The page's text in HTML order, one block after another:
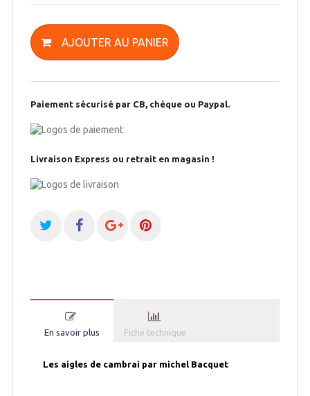
AJOUTER AU PANIER
Paiement sécurisé par CB, chèque ou Paypal.
Livraison Express ou retrait en magasin !
En savoir plus Fiche technique
Les aigles de cambrai par michel Bacquet